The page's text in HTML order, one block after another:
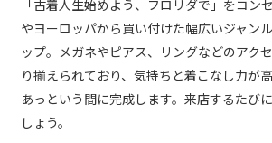
「古着人生始めよう、フロリダで」をコン
やヨーロッパから買い付けた幅広いジャン
ップ。メガネやピアス、リングなどのアク
り揃えられており、気持ちと着こなし力が
あっという間に完成します。来店するたび
しょう。